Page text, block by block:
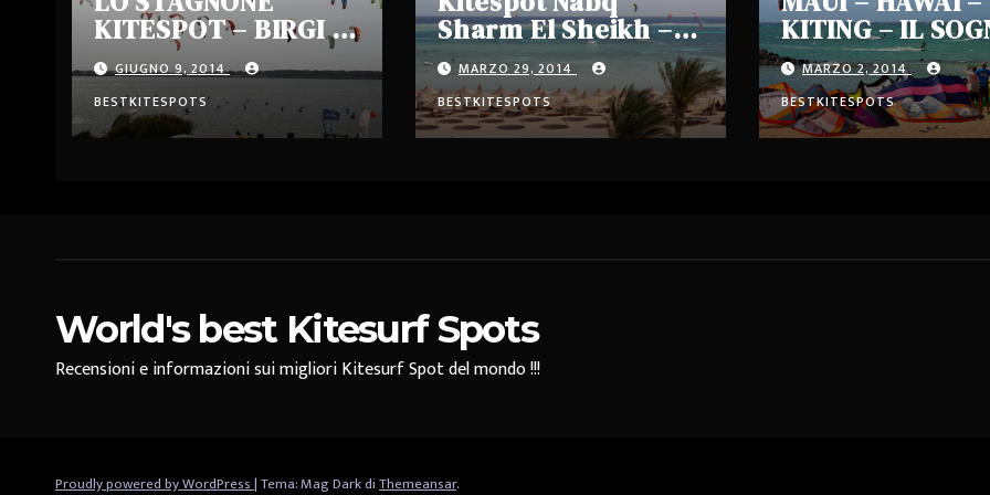
KITESPOT – BIRGI –
MARSALA -ITALIA
GIUGNO 9, 2014
BESTKITESPOTS
Sharm El Sheikh –
Egitto
MARZO 29, 2014
BESTKITESPOTS
KITING – IL
MARZO 2, 2014
BESTKITESPOTS
World's best Kitesurf Spots
Recensioni e informazioni sui migliori Kitesurf Spot del mondo !!!
Proudly powered by WordPress|Tema: Mag Dark diThemeansar.